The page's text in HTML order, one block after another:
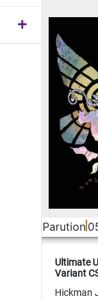
Parution
Ultimate
Variant
Hickman